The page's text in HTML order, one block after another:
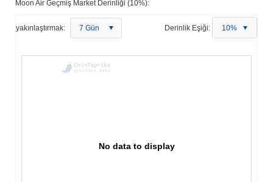
Moon Air Geçmiş Market Derinliği (10%):
yakınlaştırmak: 7 Gün Derinlik Eşiği: 10%
No data to display